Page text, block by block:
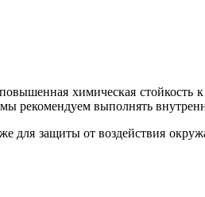
химическая стойкость
рекомендуем выполнять
для защиты от воздействия